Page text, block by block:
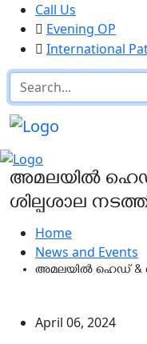
Call Us
Evening OP
International
അമലയില്‍
ശില്പശാല
Home
News and Events
അമലയില്‍ ഹെഡ് &
April 06, 2024